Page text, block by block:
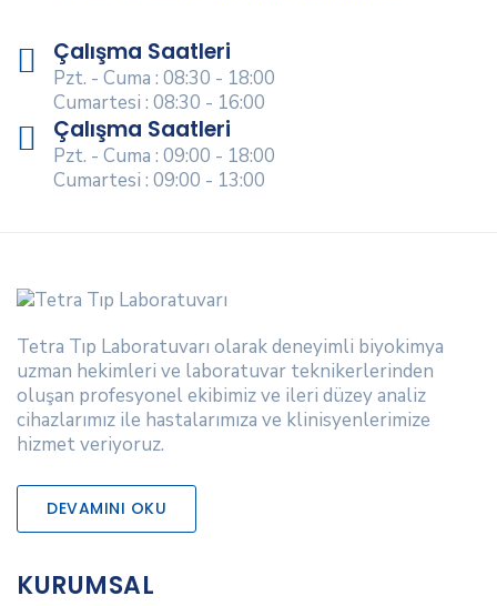
Çalışma Saatleri
Pzt. - Cuma : 08:30 - 18:00
Cumartesi : 08:30 - 16:00
Çalışma Saatleri
Pzt. - Cuma : 09:00 - 18:00
Cumartesi : 09:00 - 13:00
Tetra Tıp Laboratuvarı olarak deneyimli biyokimya
uzman hekimleri ve laboratuvar teknikerlerinden
oluşan profesyonel ekibimiz ve ileri düzey analiz
cihazlarımız ile hastalarımıza ve klinisyenlerimize
hizmet veriyoruz.
DEVAMINI OKU
KURUMSAL